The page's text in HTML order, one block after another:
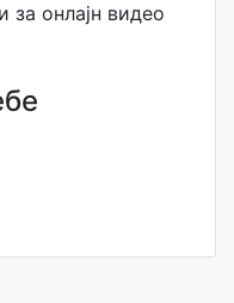
за онлајн видео